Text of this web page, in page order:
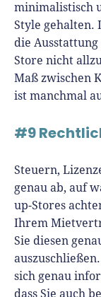
minimalistisch
Style gehalten.
die
Store nicht
Maß zwischen
ist manchmal
#9
Steuern,
genau ab, auf
up-Stores
Ihrem
Sie diesen
sich genau
dass Sie auch